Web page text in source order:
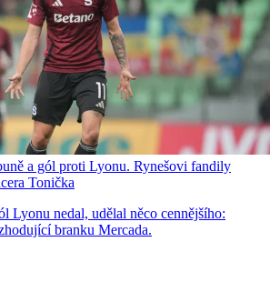
a gól proti Lyonu. Rynešovi fandily
Tonička
Lyonu nedal, udělal něco cennějšího:
branku Mercada.